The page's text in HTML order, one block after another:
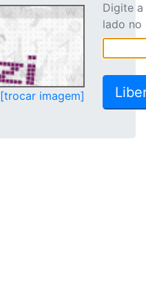
[trocar imagem]
Digite
lado no